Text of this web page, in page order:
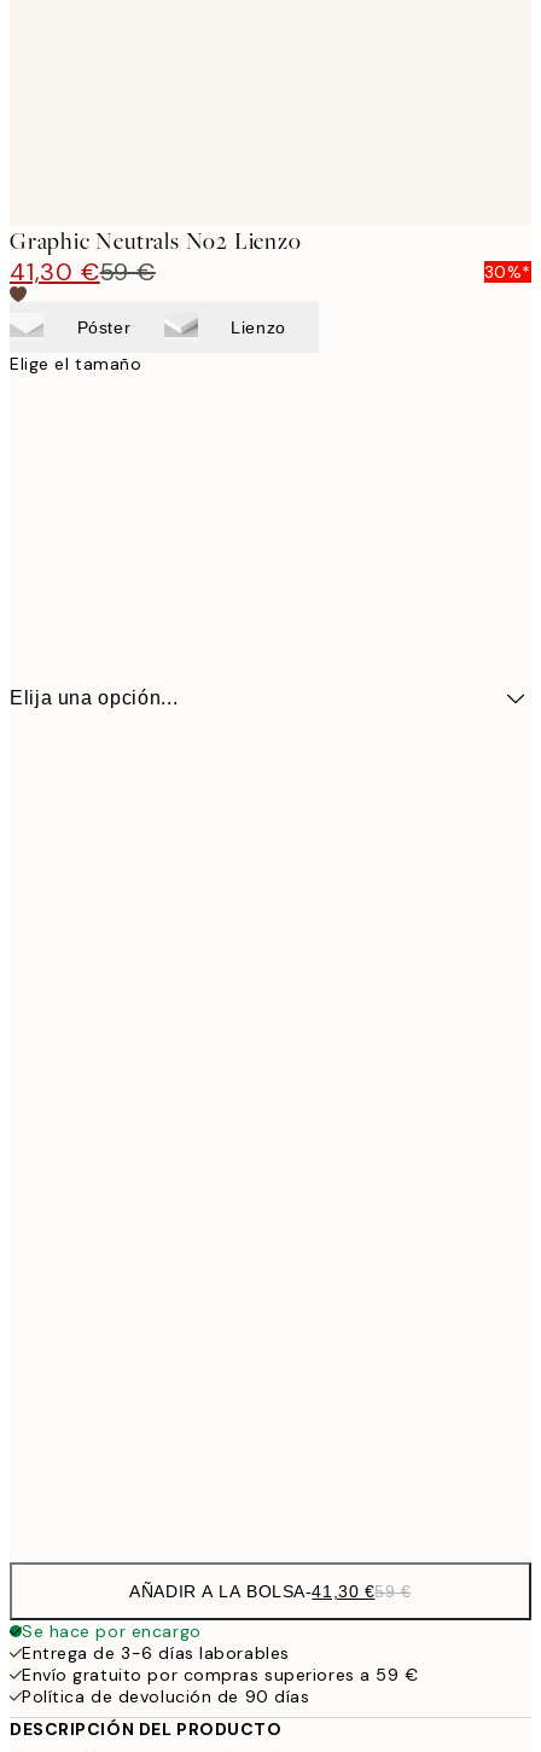
Graphic Neutrals No2 Lienzo
41,30 €59 € 30%*
Póster Lienzo
Elige el tamaño
Elija una opción...
AÑADIR A LA BOLSA-41,30 €59 €
Se hace por encargo
Entrega de 3-6 días laborables
Envío gratuito por compras superiores a 59 €
Política de devolución de 90 días
DESCRIPCIÓN DEL PRODUCTO